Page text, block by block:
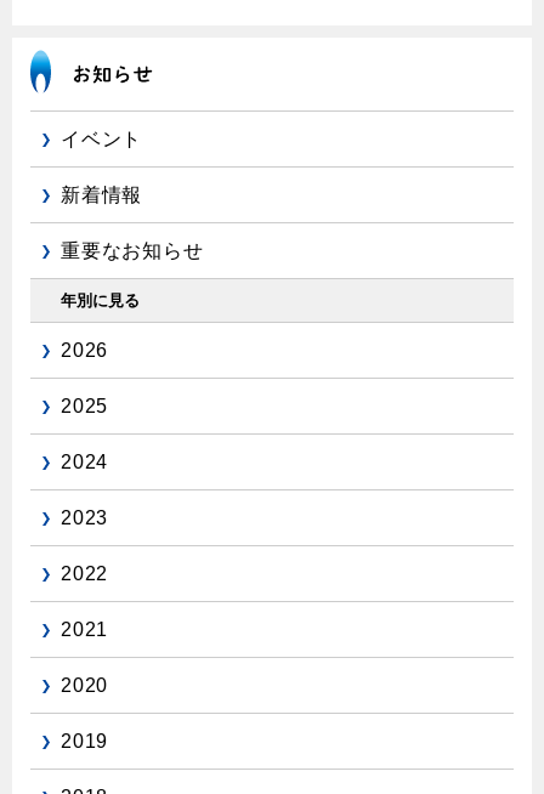
新しく都市ガスをご利用したい方へ
ガスを安全にお使いいただくために
安全対策
ガスメーターの役割と安全機能
古くなったガス管の交換のおすすめ
正しい接続で安全に
長期使用製品安全点検制度について
冬季の注意
保安体制について
ガス設備安全点検について
都市ガス切り替えのメリット
導入事例
都市ガス切り替え事例
衣類乾燥機
リビング
ガスファンヒーター
ガス温水床暖房・ルームヒーター
イベント
新着情報
重要なお知らせ
年別に見る
2026
2025
2024
2023
2022
2021
2020
2019